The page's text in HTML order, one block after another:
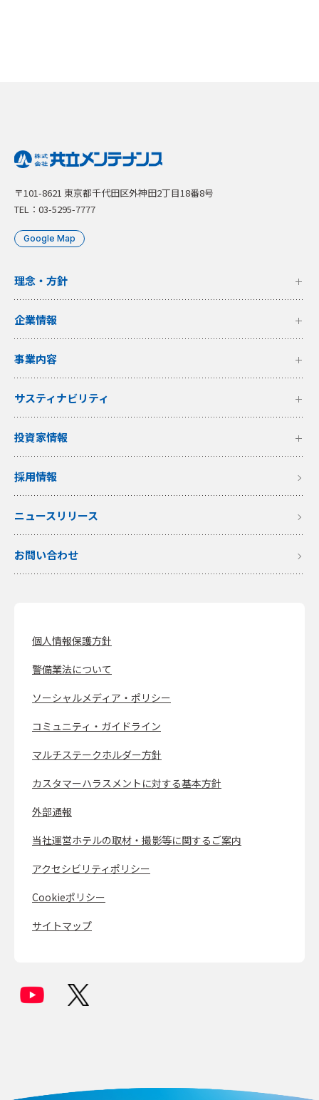
〒101-8621 東京都千代田区外神田2丁目18番8号
TEL：03-5295-7777
Google Map
理念・方針
企業情報
事業内容
サスティナビリティ
投資家情報
採用情報
ニュースリリース
お問い合わせ
個人情報保護方針
警備業法について
ソーシャルメディア・ポリシー
コミュニティ・ガイドライン
マルチステークホルダー方針
カスタマーハラスメントに対する基本方針
外部通報
当社運営ホテルの取材・撮影等に関するご案内
アクセシビリティポリシー
Cookieポリシー
サイトマップ